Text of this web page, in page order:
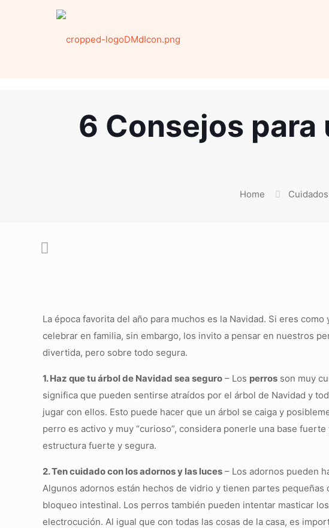
6 Consejos para
Home Cuidados
La época favorita del año para muchos es la Navidad. Si eres
celebrar en familia, sin embargo, los invito a pensar en nuestros
divertida, pero sobre todo segura.
1. Haz que tu árbol de Navidad sea seguro – Los perros son muy
significa que pueden sentirse atraídos por el árbol de Navidad y
jugar con ellos. Esto puede hacer que un árbol se caiga y
perro es activo y muy “curioso”, considera ponerle una base
estructura fuerte y segura.
2. Ten cuidado con los adornos y las luces – Los adornos pueden
Algunos adornos están hechos de vidrio y tienen partes
bloqueo intestinal. Los perros también pueden intentar masticar
electrocución. Al igual que con todas las cosas de la casa, es